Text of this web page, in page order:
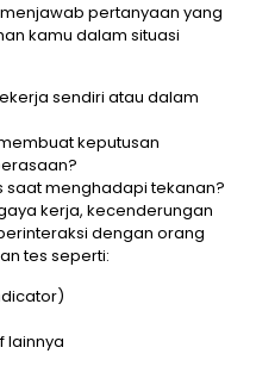
pertanyaan yang
kamu dalam situasi
sendiri atau dalam
keputusan
saat menghadapi tekanan?
kerja, kecenderungan
dengan orang
tes seperti:
lainnya